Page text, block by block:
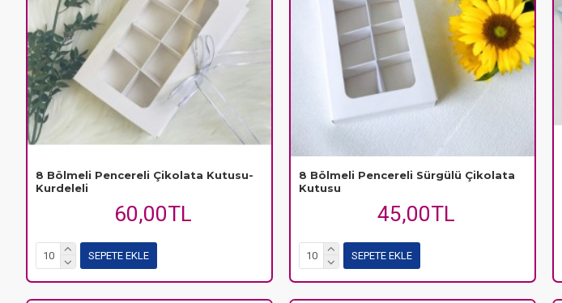
8 Bölmeli Pencereli Çikolata Kutusu-
Kurdeleli
60,00TL
SEPETE EKLE
8 Bölmeli Pencereli Sürgülü Çikolata
Kutusu
45,00TL
SEPETE EKLE